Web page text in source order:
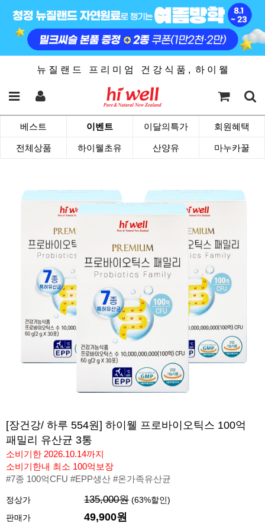
뉴 질 랜 드 프 리 미 엄 건 강 식 품 , 하 이 웰
베스트 이벤트 이달의특가 회원혜택
전체상품 하이웰초유 산양유 마누카꿀
[장건강/ 하루 554원] 하이웰 프로바이오틱스 100억
패밀리 유산균 3통
소비기한 2026.10.14까지
소비기한내 최소 100억보장
#7종 100억CFU #EPP생산 #온가족유산균
정상가 135,000원 (63%할인)
판매가
49,900원